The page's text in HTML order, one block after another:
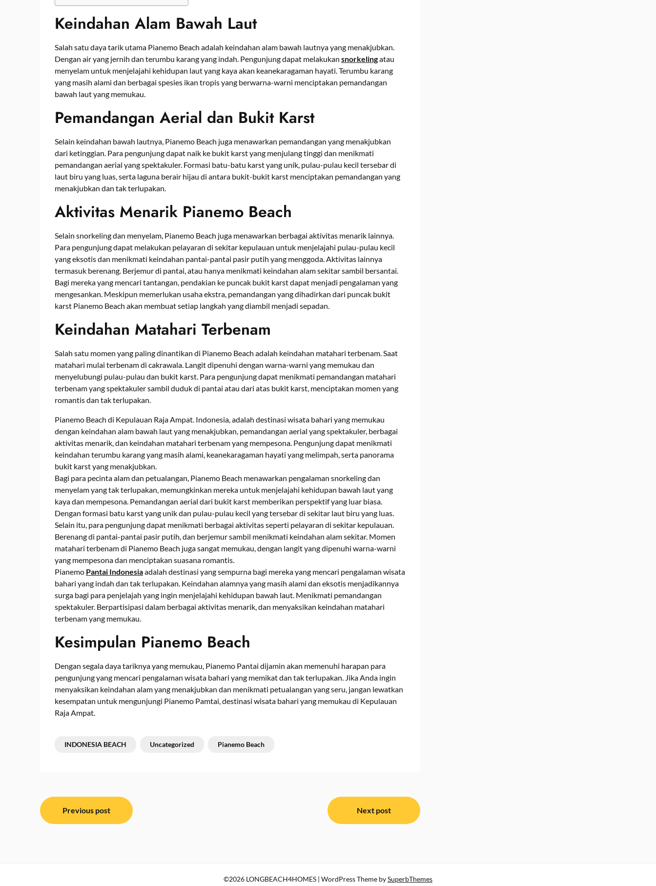
Keindahan Alam Bawah Laut
Salah satu daya tarik utama Pianemo Beach adalah keindahan alam bawah lautnya yang menakjubkan.
Dengan air yang jernih dan terumbu karang yang indah. Pengunjung dapat melakukan snorkelingatau
menyelam untuk menjelajahi kehidupan laut yang kaya akan keanekaragaman hayati. Terumbu karang
yang masih alami dan berbagai spesies ikan tropis yang berwarna-warni menciptakan pemandangan
bawah laut yang memukau.
Pemandangan Aerial dan Bukit Karst
Selain keindahan bawah lautnya, Pianemo Beach juga menawarkan pemandangan yang menakjubkan
dari ketinggian. Para pengunjung dapat naik ke bukit karst yang menjulang tinggi dan menikmati
pemandangan aerial yang spektakuler. Formasi batu-batu karst yang unik, pulau-pulau kecil tersebar di
laut biru yang luas, serta laguna berair hijau di antara bukit-bukit karst menciptakan pemandangan yang
menakjubkan dan tak terlupakan.
Aktivitas Menarik Pianemo Beach
Selain snorkeling dan menyelam, Pianemo Beach juga menawarkan berbagai aktivitas menarik lainnya.
Para pengunjung dapat melakukan pelayaran di sekitar kepulauan untuk menjelajahi pulau-pulau kecil
yang eksotis dan menikmati keindahan pantai-pantai pasir putih yang menggoda. Aktivitas lainnya
termasuk berenang. Berjemur di pantai, atau hanya menikmati keindahan alam sekitar sambil bersantai.
Bagi mereka yang mencari tantangan, pendakian ke puncak bukit karst dapat menjadi pengalaman yang
mengesankan. Meskipun memerlukan usaha ekstra, pemandangan yang dihadirkan dari puncak bukit
karst Pianemo Beach akan membuat setiap langkah yang diambil menjadi sepadan.
Keindahan Matahari Terbenam
Salah satu momen yang paling dinantikan di Pianemo Beach adalah keindahan matahari terbenam. Saat
matahari mulai terbenam di cakrawala. Langit dipenuhi dengan warna-warni yang memukau dan
menyelubungi pulau-pulau dan bukit karst. Para pengunjung dapat menikmati pemandangan matahari
terbenam yang spektakuler sambil duduk di pantai atau dari atas bukit karst, menciptakan momen yang
romantis dan tak terlupakan.
Pianemo Beach di Kepulauan Raja Ampat. Indonesia, adalah destinasi wisata bahari yang memukau
dengan keindahan alam bawah laut yang menakjubkan, pemandangan aerial yang spektakuler, berbagai
aktivitas menarik, dan keindahan matahari terbenam yang mempesona. Pengunjung dapat menikmati
keindahan terumbu karang yang masih alami, keanekaragaman hayati yang melimpah, serta panorama
bukit karst yang menakjubkan.
Bagi para pecinta alam dan petualangan, Pianemo Beach menawarkan pengalaman snorkeling dan
menyelam yang tak terlupakan, memungkinkan mereka untuk menjelajahi kehidupan bawah laut yang
kaya dan mempesona. Pemandangan aerial dari bukit karst memberikan perspektif yang luar biasa.
Dengan formasi batu karst yang unik dan pulau-pulau kecil yang tersebar di sekitar laut biru yang luas.
Selain itu, para pengunjung dapat menikmati berbagai aktivitas seperti pelayaran di sekitar kepulauan.
Berenang di pantai-pantai pasir putih, dan berjemur sambil menikmati keindahan alam sekitar. Momen
matahari terbenam di Pianemo Beach juga sangat memukau, dengan langit yang dipenuhi warna-warni
yang mempesona dan menciptakan suasana romantis.
Pianemo Pantai Indonesiaadalah destinasi yang sempurna bagi mereka yang mencari pengalaman wisata
bahari yang indah dan tak terlupakan. Keindahan alamnya yang masih alami dan eksotis menjadikannya
surga bagi para penjelajah yang ingin menjelajahi kehidupan bawah laut. Menikmati pemandangan
spektakuler. Berpartisipasi dalam berbagai aktivitas menarik, dan menyaksikan keindahan matahari
terbenam yang memukau.
Kesimpulan Pianemo Beach
Dengan segala daya tariknya yang memukau, Pianemo Pantai dijamin akan memenuhi harapan para
pengunjung yang mencari pengalaman wisata bahari yang memikat dan tak terlupakan. Jika Anda ingin
menyaksikan keindahan alam yang menakjubkan dan menikmati petualangan yang seru, jangan lewatkan
kesempatan untuk mengunjungi Pianemo Pamtai, destinasi wisata bahari yang memukau di Kepulauan
Raja Ampat.
INDONESIA BEACH Uncategorized Pianemo Beach
Post
navigation
Previous post Next post
©2026 LONGBEACH4HOMES | WordPress Theme bySuperbThemes